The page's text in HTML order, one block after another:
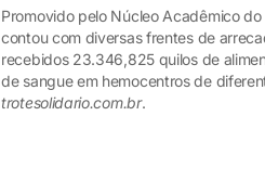
Promovido pelo Núcleo Acadêmico
contou com diversas frentes de
recebidos 23.346,825 quilos de
de sangue em hemocentros de
trotesolidario.com.br.